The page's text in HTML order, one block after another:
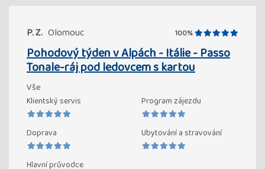
P. Z. Olomouc 100%
Pohodový týden v Alpách - Itálie - Passo
Tonale-ráj pod ledovcem s kartou
Vše
Klientský servis Program zájezdu
Doprava Ubytování a stravování
Hlavní průvodce